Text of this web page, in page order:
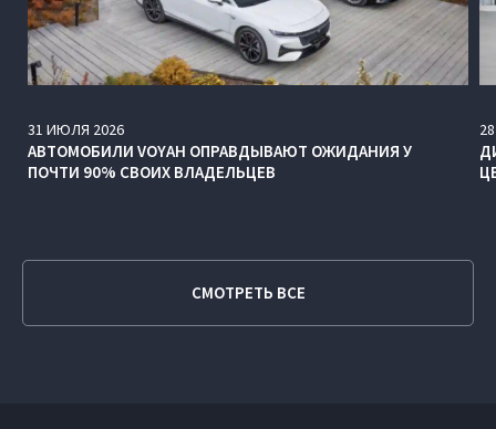
31 ИЮЛЯ 2026
АВТОМОБИЛИ VOYAH ОПРАВДЫВАЮТ ОЖИДАНИЯ У
ПОЧТИ 90% СВОИХ ВЛАДЕЛЬЦЕВ
28
СМОТРЕТЬ ВСЕ